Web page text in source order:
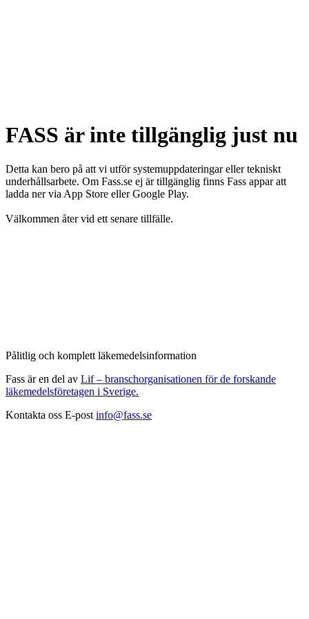
FASS är inte tillgänglig just nu
Detta kan bero på att vi utför systemuppdateringar eller tekniskt
underhållsarbete. Om Fass.se ej är tillgänglig finns Fass appar att
ladda ner via App Store eller Google Play.
Välkommen åter vid ett senare tillfälle.
Pålitlig och komplett läkemedelsinformation
Fass är en del av Lif – branschorganisationen för de forskande
läkemedelsföretagen i Sverige.
Kontakta oss E-post info@fass.se